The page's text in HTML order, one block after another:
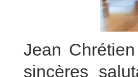
Jean
sincères